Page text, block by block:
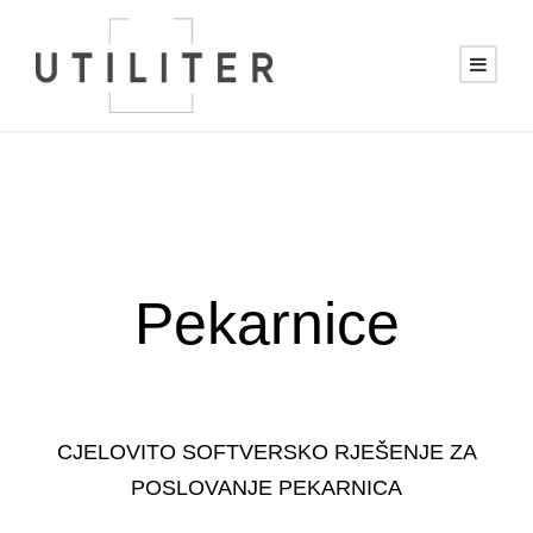
Pekarnice
CJELOVITO SOFTVERSKO RJEŠENJE ZA
POSLOVANJE PEKARNICA